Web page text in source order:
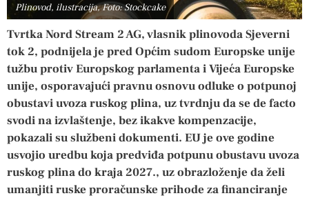
Plinovod, ilustracija, Foto: Stockcake
Tvrtka Nord Stream 2 AG, vlasnik plinovoda Sjeverni
tok 2, podnijela je pred Općim sudom Europske unije
tužbu protiv Europskog parlamenta i Vijeća Europske
unije, osporavajući pravnu osnovu odluke o potpunoj
obustavi uvoza ruskog plina, uz tvrdnju da se de facto
svodi na izvlaštenje, bez ikakve kompenzacije,
pokazali su službeni dokumenti. EU je ove godine
usvojio uredbu koja predviđa potpunu obustavu uvoza
ruskog plina do kraja 2027., uz obrazloženje da želi
umanjiti ruske proračunske prihode za financiranje